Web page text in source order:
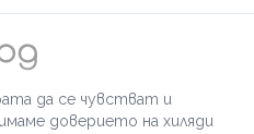
да се чувстват и
доверието на хиляди